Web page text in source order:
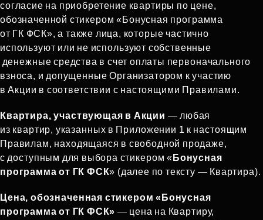
согласие на приобретение квартиры по цене,
обозначенной стикером «Бонусная программа
от ГК ФСК», а также лица, которые частично
используют или не используют собственные
денежные средства в счет оплаты первоначального
взноса, и допущенные Организатором к участию
в Акции в соответствии с настоящими Правилами.
Квартира, участвующая в Акции — любая
из квартир, указанных в Приложении 1 к настоящим
Правилам, находящаяся в свободной продаже,
с доступным для выбора стикером « Бонусная
программа от ГК ФСК» (далее по тексту — Квартира).
Цена, обозначенная стикером «Бонусная
программа от ГК ФСК» — цена на Квартиру,